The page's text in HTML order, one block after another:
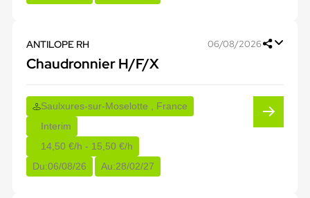
ANTILOPE RH 06/08/2026
Chaudronnier H/F/X
Saulxures-sur-Moselotte , France
Interim
14,50 €/h - 15,50 €/h
Du:06/08/26 Au:28/02/27